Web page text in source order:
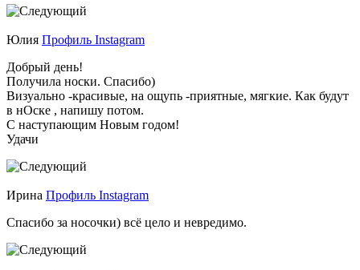
Юлия Профиль Instagram
Добрый день!
Получила носки. Спасибо)
Визуально -красивые, на ощупь -приятные, мягкие. Как будут
в нОске , напишу потом.
С наступающим Новым годом!
Удачи
Ирина Профиль Instagram
Спасибо за носочки) всё цело и невредимо.